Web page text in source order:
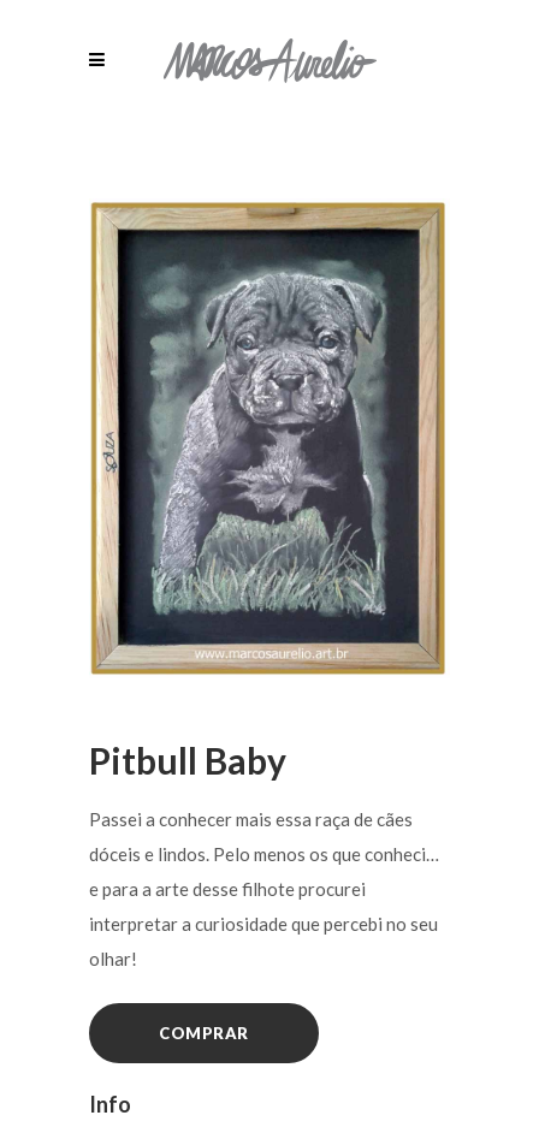
Pitbull Baby
Passei a conhecer mais essa raça de cães
dóceis e lindos. Pelo menos os que conheci…
e para a arte desse filhote procurei
interpretar a curiosidade que percebi no seu
olhar!
COMPRAR
Info